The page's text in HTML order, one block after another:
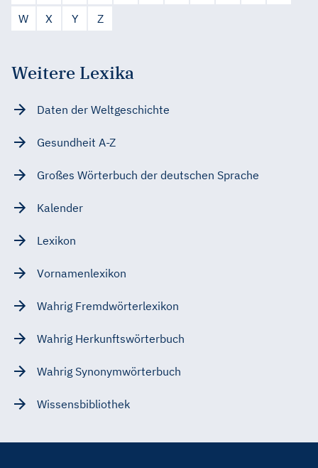
W
X Y Z
Weitere Lexika
Daten der Weltgeschichte
Gesundheit A-Z
Großes Wörterbuch der deutschen Sprache
Kalender
Lexikon
Vornamenlexikon
Wahrig Fremdwörterlexikon
Wahrig Herkunftswörterbuch
Wahrig Synonymwörterbuch
Wissensbibliothek